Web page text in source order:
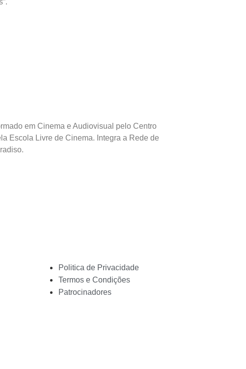
em Cinema e Audiovisual pelo Centro
Escola Livre de Cinema. Integra a Rede de
Politica de Privacidade
Termos e Condições
Patrocinadores